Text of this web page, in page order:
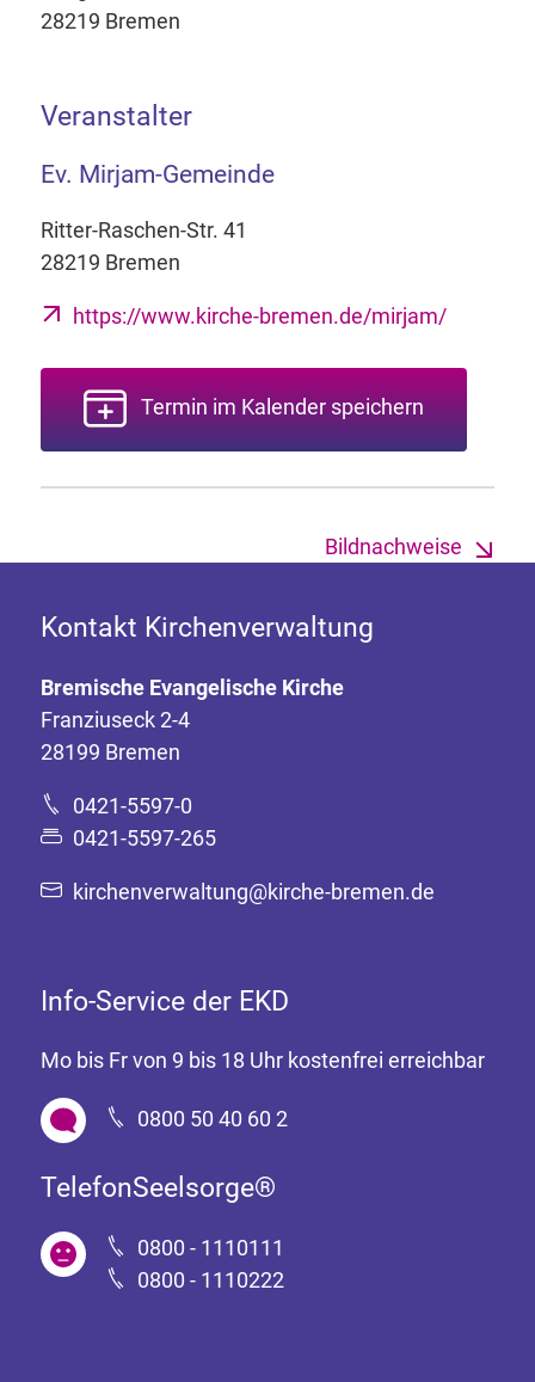
28219 Bremen
Veranstalter
Ev. Mirjam-Gemeinde
Ritter-Raschen-Str. 41
28219 Bremen
https://www.kirche-bremen.de/mirjam/
Termin im Kalender speichern
Bildnachweise
Kontakt Kirchenverwaltung
Bremische Evangelische Kirche
Franziuseck 2-4
28199 Bremen
0421-5597-0
0421-5597-265
kirchenverwaltung@kirche-bremen.de
Info-Service der EKD
Mo bis Fr von 9 bis 18 Uhr kostenfrei erreichbar
0800 50 40 60 2
TelefonSeelsorge®
0800 - 1110111
0800 - 1110222